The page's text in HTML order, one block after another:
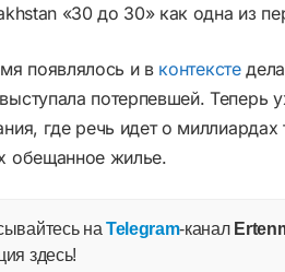
«30 до 30» как одна из
появлялось и в контекстедела
потерпевшей. Теперь
где речь идет о миллиардах
обещанное жилье.
на Telegram-канал
здесь!